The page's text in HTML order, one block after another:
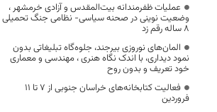
عملیات ظفرمندانه بیت‌المقدس و آزادی خرمشهر ،
وضعیت نوینی در صحنه سیاسی- نظامی جنگ تحمیلی
8 ساله رقم زد
المان‌های نوروزی بیرجند، جلوه‌گاه تبلیغاتی بدون
نمود دیداری، با اندک نگاه هنری ، مهندسی و معماری
خود تعریف و بدون روح
فعالیت کتابخانه‌های خراسان جنوبی از ۷ تا ۱۱
فروردین